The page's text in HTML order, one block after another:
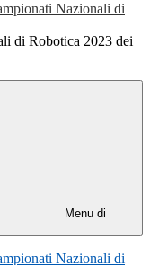
Nazionali di
di Robotica 2023 dei
Menu di
Nazionali di